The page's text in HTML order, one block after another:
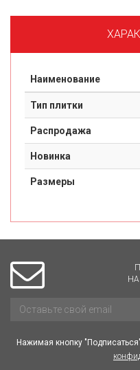
Наименование
Тип плитки
Распродажа
Новинка
Размеры
Нажимая кнопку